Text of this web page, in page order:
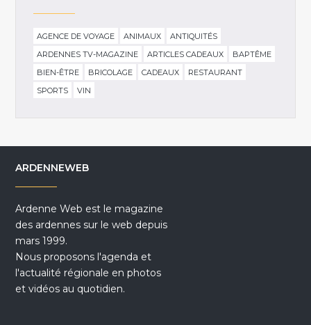
AGENCE DE VOYAGE ANIMAUX
ANTIQUITÉS
ARDENNES TV-MAGAZINE
ARTICLES CADEAUX
BAPTÊME
BIEN-ÊTRE
BRICOLAGE CADEAUX
RESTAURANT
SPORTS
VIN
ARDENNEWEB
Ardenne Web est le magazine
des ardennes sur le web depuis
mars 1999.
Nous proposons l'agenda et
l'actualité régionale en photos
et vidéos au quotidien.